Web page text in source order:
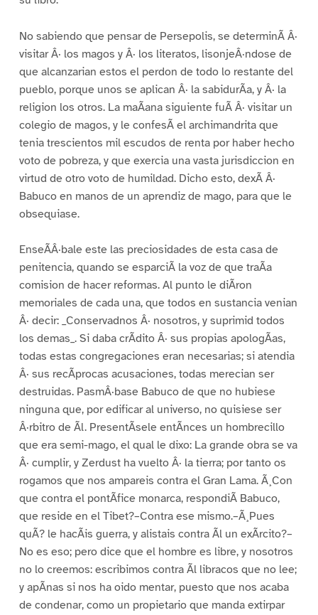
No sabiendo que pensar de Persepolis, se determinÃ Â·
visitar Â· los magos y Â· los literatos, lisonjeÂ·ndose de
que alcanzarian estos el perdon de todo lo restante del
pueblo, porque unos se aplican Â· la sabidurÃa, y Â· la
religion los otros. La maÃana siguiente fuÃ Â· visitar un
colegio de magos, y le confesÃ el archimandrita que
tenia trescientos mil escudos de renta por haber hecho
voto de pobreza, y que exercia una vasta jurisdiccion en
virtud de otro voto de humildad. Dicho esto, dexÃ Â·
Babuco en manos de un aprendiz de mago, para que le
obsequiase.
EnseÃÂ·bale este las preciosidades de esta casa de
penitencia, quando se esparciÃ la voz de que traÃa
comision de hacer reformas. Al punto le diÃron
memoriales de cada una, que todos en sustancia venian
Â· decir: _Conservadnos Â· nosotros, y suprimid todos
los demas_. Si daba crÃdito Â· sus propias apologÃas,
todas estas congregaciones eran necesarias; si atendia
Â· sus recÃprocas acusaciones, todas merecian ser
destruidas. PasmÂ·base Babuco de que no hubiese
ninguna que, por edificar al universo, no quisiese ser
Â·rbitro de Ãl. PresentÃsele entÃnces un hombrecillo
que era semi-mago, el qual le dixo: La grande obra se va
Â· cumplir, y Zerdust ha vuelto Â· la tierra; por tanto os
rogamos que nos ampareis contra el Gran Lama. Ã¸Con
que contra el pontÃfice monarca, respondiÃ Babuco,
que reside en el Tibet?–Contra ese mismo.–Ã¸Pues
quÃ? le hacÃis guerra, y alistais contra Ãl un exÃrcito?–
No es eso; pero dice que el hombre es libre, y nosotros
no lo creemos: escribimos contra Ãl libracos que no lee;
y apÃnas si nos ha oido mentar, puesto que nos acaba
de condenar, como un propietario que manda extirpar